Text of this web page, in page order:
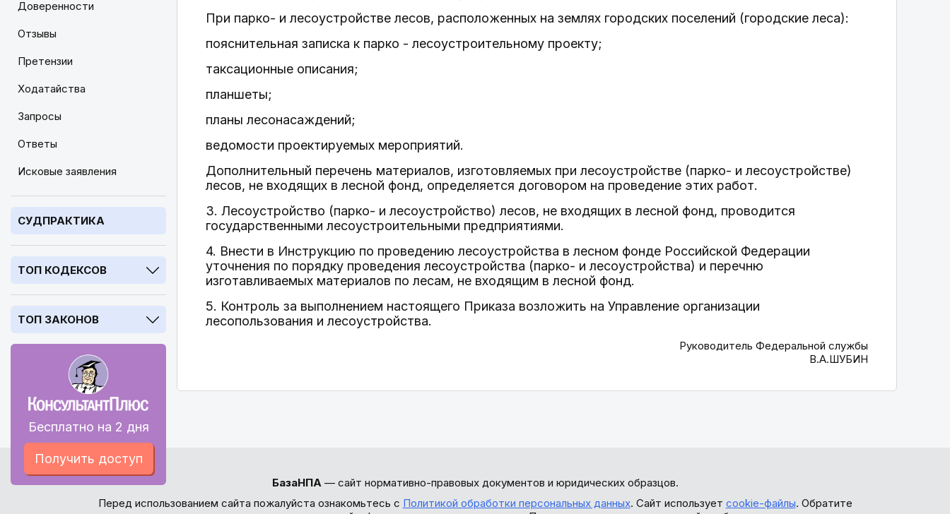
Доверенности
Отзывы
Претензии
Ходатайства
Запросы
Ответы
Исковые заявления
СУДПРАКТИКА
ТОП КОДЕКСОВ
ТОП ЗАКОНОВ
Бесплатно на 2 дня
Получить доступ
При парко- и лесоустройстве лесов, расположенных на землях городских поселений (городские леса):
пояснительная записка к парко - лесоустроительному проекту;
таксационные описания;
планшеты;
планы лесонасаждений;
ведомости проектируемых мероприятий.
Дополнительный перечень материалов, изготовляемых при лесоустройстве (парко- и лесоустройстве)
лесов, не входящих в лесной фонд, определяется договором на проведение этих работ.
3. Лесоустройство (парко- и лесоустройство) лесов, не входящих в лесной фонд, проводится
государственными лесоустроительными предприятиями.
4. Внести в Инструкцию по проведению лесоустройства в лесном фонде Российской Федерации
уточнения по порядку проведения лесоустройства (парко- и лесоустройства) и перечню
изготавливаемых материалов по лесам, не входящим в лесной фонд.
5. Контроль за выполнением настоящего Приказа возложить на Управление организации
лесопользования и лесоустройства.
Руководитель Федеральной службы
В.А.ШУБИН
БазаНПА— сайт нормативно-правовых документов и юридических образцов.
Перед использованием сайта пожалуйста ознакомьтесь с Политикой обработки персональных данных. Сайт использует cookie-файлы. Обратите